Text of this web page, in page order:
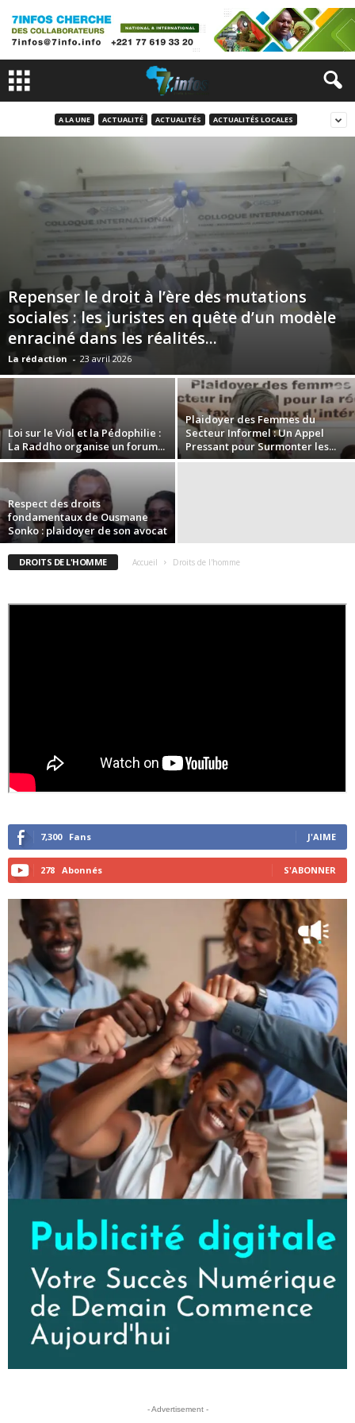
A LA UNE ACTUALITÉ ACTUALITÉS ACTUALITÉS LOCALES
Repenser le droit à l’ère des mutations
sociales : les juristes en quête d’un modèle
enraciné dans les réalités...
La rédaction - 23 avril 2026
Loi sur le Viol et la Pédophilie :
La Raddho organise un forum...
Plaidoyer des Femmes du
Secteur Informel : Un Appel
Pressant pour Surmonter les...
Respect des droits
fondamentaux de Ousmane
Sonko : plaidoyer de son avocat
DROITS DE L'HOMME Accueil Droits de l'homme
7,300 Fans J'AIME
278 Abonnés S'ABONNER
- Advertisement -